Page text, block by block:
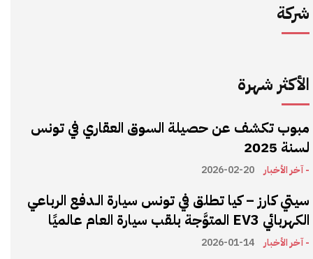
شركة
الأكثر شهرة
مبوب تكشف عن حصيلة السوق العقاري في تونس
لسنة 2025
- آخر الأخبار 2026-02-20
سيتي كارز – كيا تطلق في تونس سيارة الـدفع الرباعي
الكهربائي EV3 المتوَّجة بلقب سيارة العام عالميًا
- آخر الأخبار 2026-01-14